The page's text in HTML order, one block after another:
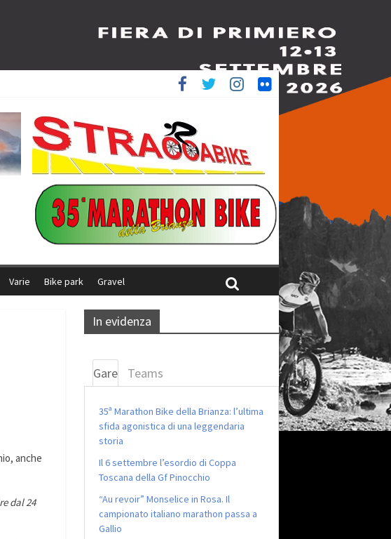
tra gli italiani
storia
Varie Bike park Gravel
anche
dal 24
In evidenza
Gare Teams
35ª Marathon Bike della Brianza: l’ultima
sfida agonistica di una leggendaria
storia
Il 6 settembre l’esordio di Coppa
Toscana della Gf Pinocchio
“Au revoir” Monselice in Rosa. Il
campionato italiano marathon passa a
Gallio